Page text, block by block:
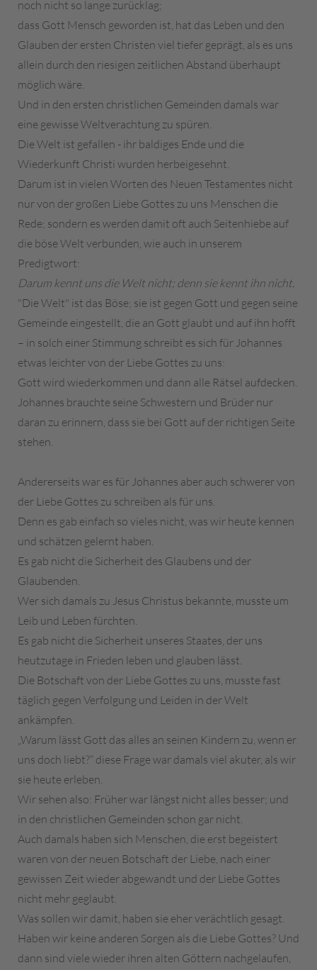
noch nicht so lange zurücklag;
dass Gott Mensch geworden ist, hat das Leben und den
Glauben der ersten Christen viel tiefer geprägt, als es uns
allein durch den riesigen zeitlichen Abstand überhaupt
möglich wäre.
Und in den ersten christlichen Gemeinden damals war
eine gewisse Weltverachtung zu spüren.
Die Welt ist gefallen - ihr baldiges Ende und die
Wiederkunft Christi wurden herbeigesehnt.
Darum ist in vielen Worten des Neuen Testamentes nicht
nur von der großen Liebe Gottes zu uns Menschen die
Rede; sondern es werden damit oft auch Seitenhiebe auf
die böse Welt verbunden, wie auch in unserem
Predigtwort:
Darum kennt uns die Welt nicht; denn sie kennt ihn nicht.
"Die Welt" ist das Böse; sie ist gegen Gott und gegen seine
Gemeinde eingestellt, die an Gott glaubt und auf ihn hofft
– in solch einer Stimmung schreibt es sich für Johannes
etwas leichter von der Liebe Gottes zu uns:
Gott wird wiederkommen und dann alle Rätsel aufdecken.
Johannes brauchte seine Schwestern und Brüder nur
daran zu erinnern, dass sie bei Gott auf der richtigen Seite
stehen.
Andererseits war es für Johannes aber auch schwerer von
der Liebe Gottes zu schreiben als für uns.
Denn es gab einfach so vieles nicht, was wir heute kennen
und schätzen gelernt haben.
Es gab nicht die Sicherheit des Glaubens und der
Glaubenden.
Wer sich damals zu Jesus Christus bekannte, musste um
Leib und Leben fürchten.
Es gab nicht die Sicherheit unseres Staates, der uns
heutzutage in Frieden leben und glauben lässt.
Die Botschaft von der Liebe Gottes zu uns, musste fast
täglich gegen Verfolgung und Leiden in der Welt
ankämpfen.
„Warum lässt Gott das alles an seinen Kindern zu, wenn er
uns doch liebt?“ diese Frage war damals viel akuter, als wir
sie heute erleben.
Wir sehen also: Früher war längst nicht alles besser; und
in den christlichen Gemeinden schon gar nicht.
Auch damals haben sich Menschen, die erst begeistert
waren von der neuen Botschaft der Liebe, nach einer
gewissen Zeit wieder abgewandt und der Liebe Gottes
nicht mehr geglaubt.
Was sollen wir damit, haben sie eher verächtlich gesagt.
Haben wir keine anderen Sorgen als die Liebe Gottes? Und
dann sind viele wieder ihren alten Göttern nachgelaufen,